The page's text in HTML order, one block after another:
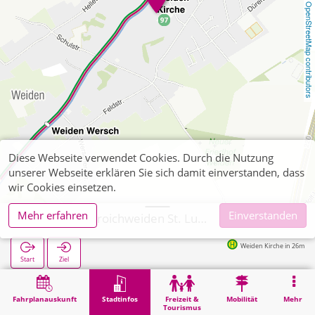
OpenStreetMap contributors
Fahrplanauskunft Stadtinfos
Freizeit &
Tourismus
Mobilität Mehr
Start Ziel
Weiden Kirche in 26m
Stadtinfos Würselen, Broichweiden St. Lucia
Diese Webseite verwendet Cookies. Durch die Nutzung
unserer Webseite erklären Sie sich damit einverstanden, dass
wir Cookies einsetzen.
Mehr erfahren
Einverstanden